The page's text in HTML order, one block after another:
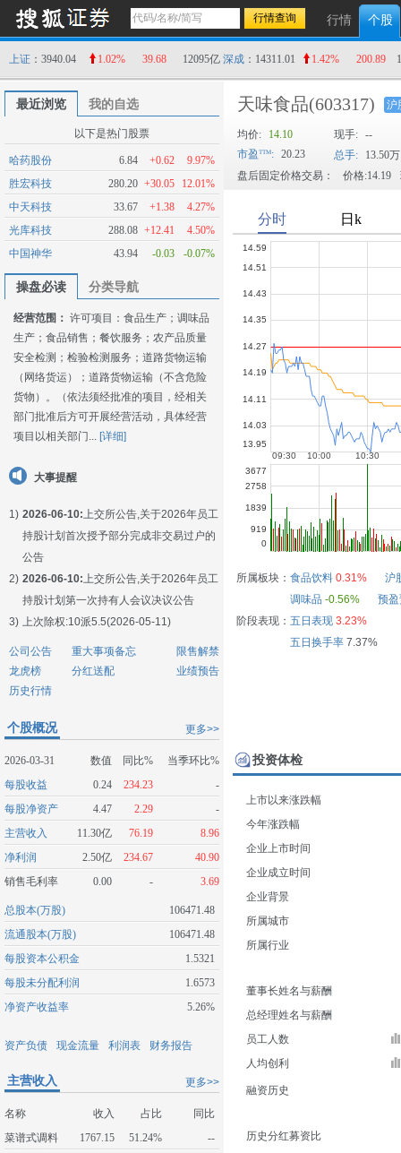
行情 个股
上证 ：3940.04 1.02% 39.68 12095亿 深成 ：14311.01 1.42% 200.89
最近浏览 我的自选
以下是热门股票
哈药股份 6.84 +0.62
9.97%
胜宏科技
280.20 +30.05
12.01%
中天科技
33.67 +1.38
4.27%
光库科技
288.08 +12.41
4.50%
中国神华
43.94 -0.03 -0.07%
操盘必读 分类导航
经营范围： 许可项目：食品生产；调味品
生产；食品销售；餐饮服务；农产品质量
安全检测；检验检测服务；道路货物运输
（网络货运）；道路货物运输（不含危险
货物）。（依法须经批准的项目，经相关
部门批准后方可开展经营活动，具体经营
项目以相关部门... [详细]
大事提醒
1) 2026-06-10:上交所公告,关于2026年员工
持股计划首次授予部分完成非交易过户的
公告
2) 2026-06-10:上交所公告,关于2026年员工
持股计划第一次持有人会议决议公告
3) 上次除权:10派5.5(2026-05-11)
公司公告 重大事项备忘
限售解禁
龙虎榜
分红送配
业绩预告
历史行情
更多>>
个股概况
2026-03-31 数值 同比%
当季环比%
每股收益
0.24 234.23
-
每股净资产
4.47 2.29
-
主营收入
11.30亿 76.19
8.96
净利润
2.50亿 234.67
40.90
销售毛利率
0.00 - 3.69
总股本(万股)
106471.48
流通股本(万股)
106471.48
每股资本公积金
1.5321
每股未分配利润
1.6573
净资产收益率
5.26%
资产负债 现金流量 利润表 财务报告
更多>>
主营收入
名称 收入 占比
同比
菜谱式调料
1767.15 51.24%
--
天味食品(603317) 沪
均价: 14.10 现手: --
市盈
: 20.23 总手:
13.50万
盘后固定价格交易：
价格:14.19
所属板块： 食品饮料 0.31%
沪
调味品 -0.56%
预
阶段表现： 五日表现 3.23%
五日换手率7.37%
投资体检
上市以来涨跌幅
今年涨跌幅
企业上市时间
企业成立时间
企业背景
所属城市
所属行业
董事长姓名与薪酬
总经理姓名与薪酬
员工人数
人均创利
融资历史
历史分红募资比